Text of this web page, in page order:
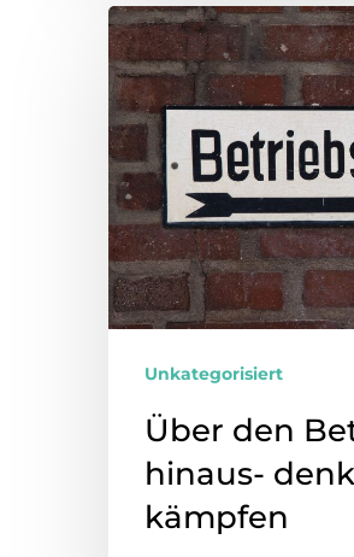
Unkategorisiert
Über den
hinaus-
kämpfen